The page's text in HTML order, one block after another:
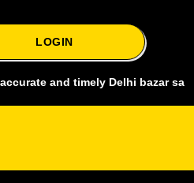
LOGIN
timely Delhi bazar satta